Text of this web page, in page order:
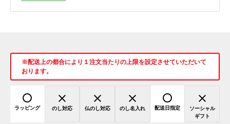
※配送上の都合により１注文当たりの上限を設定させていただいて
おります。
ラッピング のし対応 仏のし対応 のし名入れ 配送日指定
ソーシャル
ギフト